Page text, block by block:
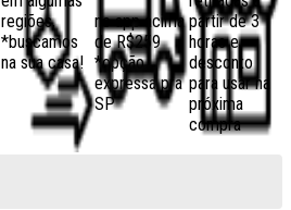
regiões,
*buscamos
na sua casa!
no app acima
de R$259
*opção
expressa pra
SP
partir de 3
horas e
desconto
para usar na
próxima
compra